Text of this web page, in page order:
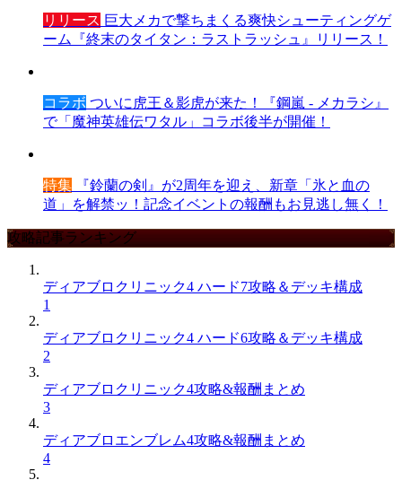
リリース 巨大メカで撃ちまくる爽快シューティングゲ
ーム『終末のタイタン：ラストラッシュ』リリース！
コラボ ついに虎王＆影虎が来た！『鋼嵐 - メカラシ』
で「魔神英雄伝ワタル」コラボ後半が開催！
特集 『鈴蘭の剣』が2周年を迎え、新章「氷と血の
道」を解禁ッ！記念イベントの報酬もお見逃し無く！
攻略記事ランキング
ディアブロクリニック4 ハード7攻略＆デッキ構成
1
ディアブロクリニック4 ハード6攻略＆デッキ構成
2
ディアブロクリニック4攻略&報酬まとめ
3
ディアブロエンブレム4攻略&報酬まとめ
4